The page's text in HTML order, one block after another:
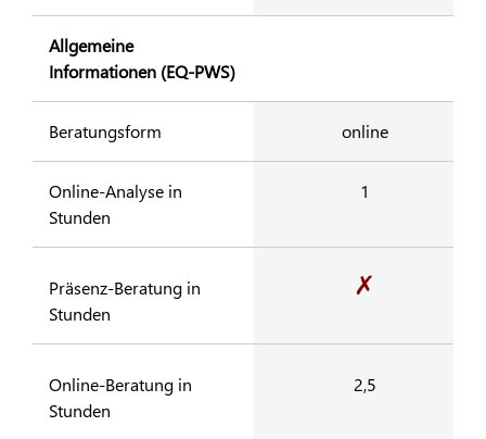
Allgemeine
Informationen (EQ-PWS)
Beratungsform online
Online-Analyse in
Stunden
1
Präsenz-Beratung in
Stunden
✗
Online-Beratung in
Stunden
2,5